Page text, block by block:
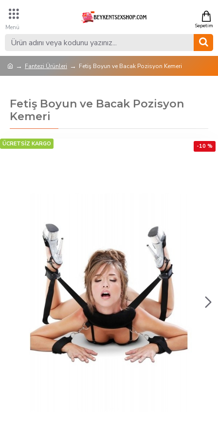
Fantezi Ürünleri Fetiş Boyun ve Bacak Pozisyon Kemeri
Fetiş Boyun ve Bacak Pozisyon
Kemeri
ÜCRETSİZ KARGO -10 %